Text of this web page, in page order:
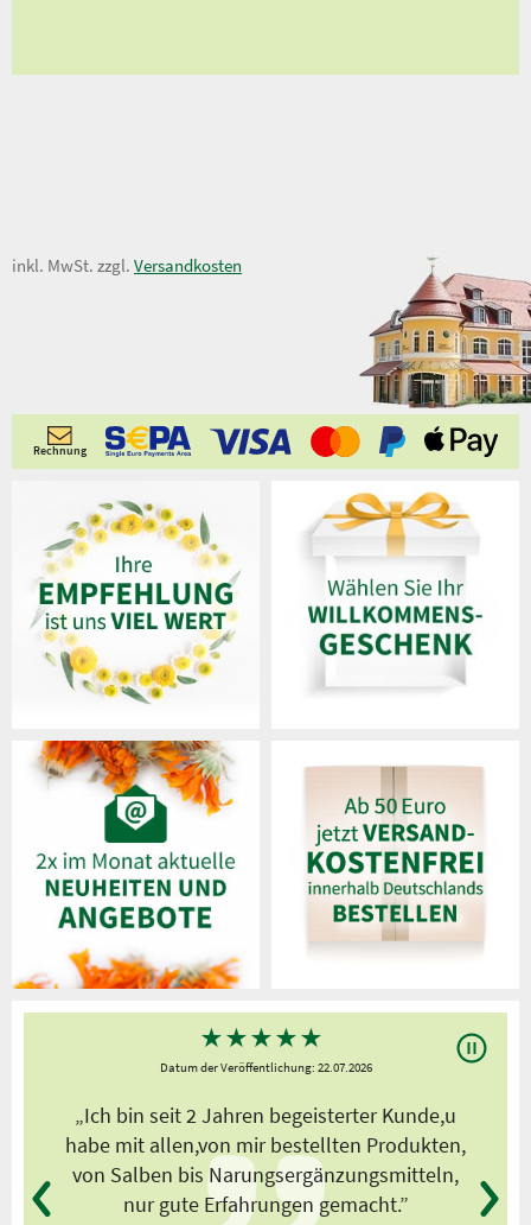
9,50 €
inkl. MwSt. zzgl. Versandkosten
Rechnung
★★★★★
Datum der Veröffentlichung: 22.07.2026
„Ich bin seit 2 Jahren begeisterter Kunde,u
habe mit allen,von mir bestellten Produkten,
von Salben bis Narungsergänzungsmitteln,
nur gute Erfahrungen gemacht.”